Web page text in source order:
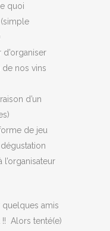
quoi
nos vins
d’un
de jeu
quelques amis
Alors tenté(e)